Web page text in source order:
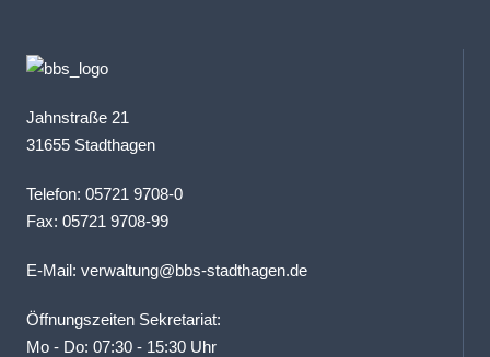
Jahnstraße 21
31655 Stadthagen
Telefon: 05721 9708-0
Fax: 05721 9708-99
E-Mail: verwaltung@bbs-stadthagen.de
Öffnungszeiten Sekretariat:
Mo - Do: 07:30 - 15:30 Uhr